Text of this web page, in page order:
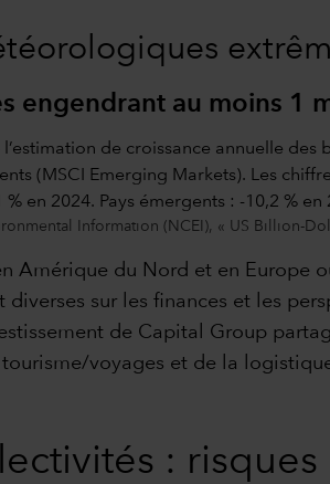
engendrant au moins 1
Information (NCEI), « US Billion-
Amérique du Nord et en Europe
sur les finances et les
de Capital Group
voyages et de la
: